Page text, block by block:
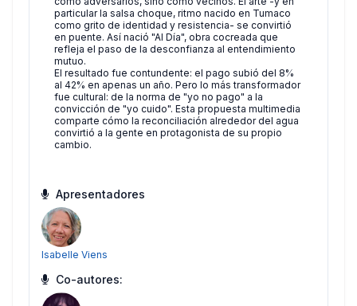
particular la salsa choque, ritmo nacido en Tumaco
como grito de identidad y resistencia- se convirtió
en puente. Así nació "Al Día", obra cocreada que
refleja el paso de la desconfianza al entendimiento
mutuo.
El resultado fue contundente: el pago subió del 8%
al 42% en apenas un año. Pero lo más transformador
fue cultural: de la norma de "yo no pago" a la
convicción de "yo cuido". Esta propuesta multimedia
comparte cómo la reconciliación alrededor del agua
convirtió a la gente en protagonista de su propio
cambio.
Apresentadores
Isabelle Viens
Co-autores: